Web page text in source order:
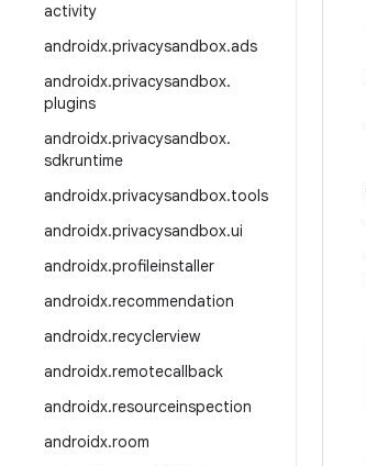
activity
androidx.privacysandbox.ads
androidx.privacysandbox.
plugins
androidx.privacysandbox.
sdkruntime
androidx.privacysandbox.tools
androidx.privacysandbox.ui
androidx.profileinstaller
androidx.recommendation
androidx.recyclerview
androidx.remotecallback
androidx.resourceinspection
androidx.room